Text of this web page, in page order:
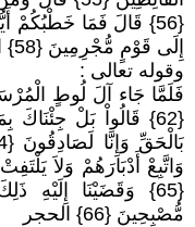
إِلَى قَوْمٍ مُّجْرِمِينَ {58} الحجر
وقوله تعالى :
وَاتَّبِعْ أَدْبَارَهُمْ وَلاَ
{65} وَقَضَيْنَا إِلَيْهِ
مُّصْبِحِينَ {66} الحجر